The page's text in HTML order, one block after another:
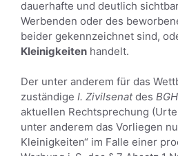
dauerhafte und deutlich
Werbenden oder des
beider gekennzeichnet sind,
Kleinigkeiten handelt.
Der unter anderem für das
zuständige I. Zivilsenatdes BGH
aktuellen Rechtsprechung
unter anderem das Vorliegen
Kleinigkeiten“ im Falle einer